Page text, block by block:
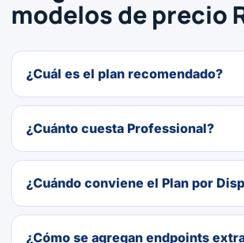
modelos de precio
¿Cuál es el plan recomendado?
¿Cuánto cuesta Professional?
¿Cuándo conviene el Plan por
¿Cómo se agregan endpoints